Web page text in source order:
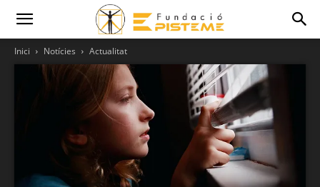
Inici Notícies Actualitat